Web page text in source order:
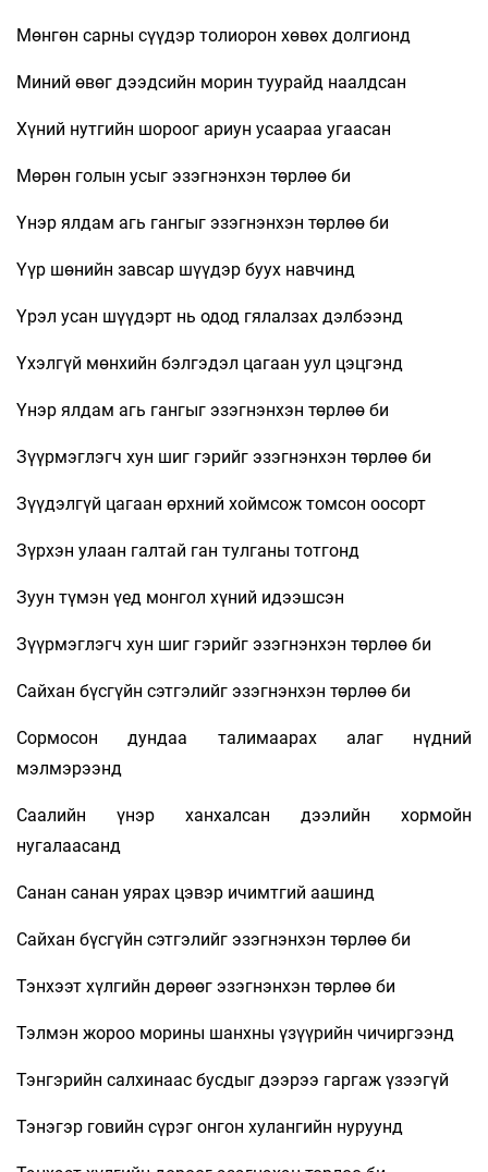
Мөнгөн сарны сүүдэр толиорон хөвөх долгионд
Миний өвөг дээдсийн морин туурайд наалдсан
Хүний нутгийн шороог ариун усаараа угаасан
Мөрөн голын усыг эзэгнэнхэн төрлөө би
Үнэр ялдам агь гангыг эзэгнэнхэн төрлөө би
Үүр шөнийн завсар шүүдэр буух навчинд
Үрэл усан шүүдэрт нь одод гялалзах дэлбээнд
Үхэлгүй мөнхийн бэлгэдэл цагаан уул цэцгэнд
Үнэр ялдам агь гангыг эзэгнэнхэн төрлөө би
Зүүрмэглэгч хун шиг гэрийг эзэгнэнхэн төрлөө би
Зүүдэлгүй цагаан өрхний хоймсож томсон оосорт
Зүрхэн улаан галтай ган тулганы тотгонд
Зуун түмэн үед монгол хүний идээшсэн
Зүүрмэглэгч хун шиг гэрийг эзэгнэнхэн төрлөө би
Сайхан бүсгүйн сэтгэлийг эзэгнэнхэн төрлөө би
Сормосон дундаа талимаарах алаг нүдний
мэлмэрээнд
Саалийн үнэр ханхалсан дээлийн хормойн
нугалаасанд
Санан санан уярах цэвэр ичимтгий аашинд
Сайхан бүсгүйн сэтгэлийг эзэгнэнхэн төрлөө би
Тэнхээт хүлгийн дөрөөг эзэгнэнхэн төрлөө би
Тэлмэн жороо морины шанхны үзүүрийн чичиргээнд
Тэнгэрийн салхинаас бусдыг дээрээ гаргаж үзээгүй
Тэнэгэр говийн сүрэг онгон хулангийн нуруунд